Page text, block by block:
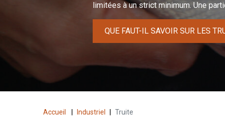
limitées à un strict minimum. Une
QUE FAUT-IL SAVOIR SUR LES
Accueil Industriel Truite